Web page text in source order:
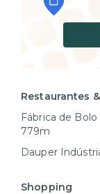
Restaurantes
Fábrica de Bolo
779m
Dauper
Shopping